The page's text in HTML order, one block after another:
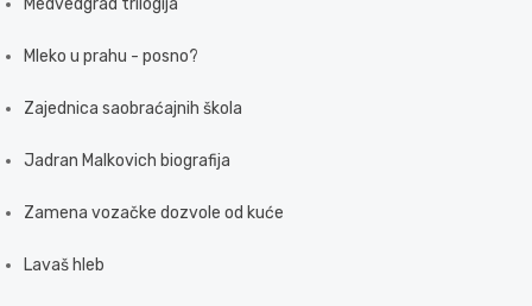
Medvedgrad trilogija
Mleko u prahu - posno?
Zajednica saobraćajnih škola
Jadran Malkovich biografija
Zamena vozačke dozvole od kuće
Lavaš hleb